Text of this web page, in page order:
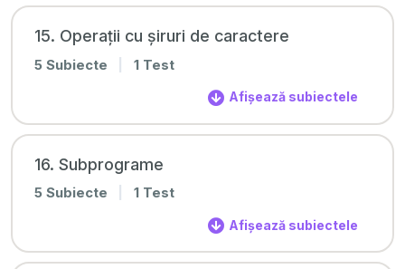
15. Operații cu șiruri de caractere
5 Subiecte 1 Test
Afișează subiectele
16. Subprograme
5 Subiecte 1 Test
Afișează subiectele